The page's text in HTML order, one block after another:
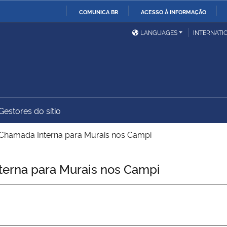
COMUNICA BR ACESSO À INFORMAÇÃO
Ministério da Defesa
Ministério das Relações
Exteriores
Ministério do
Desenvolvimento Regional
União
Advocacia-Geral da União Banco Central do Brasil
LANGUAGES
do sítio
Interna para Murais nos Campi
para Murais nos Campi